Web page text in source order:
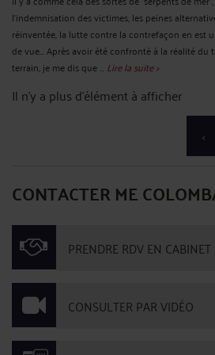
l'indemnisation des victimes, les peines
réinventée, la lutte contre la contrefaçon en est
de vue... Après avoir été confronté à la réalité
terrain, je me dis que ... Lire la suite >
Il n'y a plus d'élément à afficher
<
CONTACTER ME
PRENDRE RDV EN CABINET
CONSULTER PAR VIDÉO